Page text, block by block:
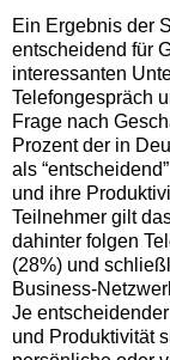
Ein Ergebnis der
entscheidend für
interessanten
Telefongespräch
Frage nach
Prozent der in
als
und ihre
Teilnehmer gilt
dahinter folgen
(28%) und
Business-
Je
und Produktivität